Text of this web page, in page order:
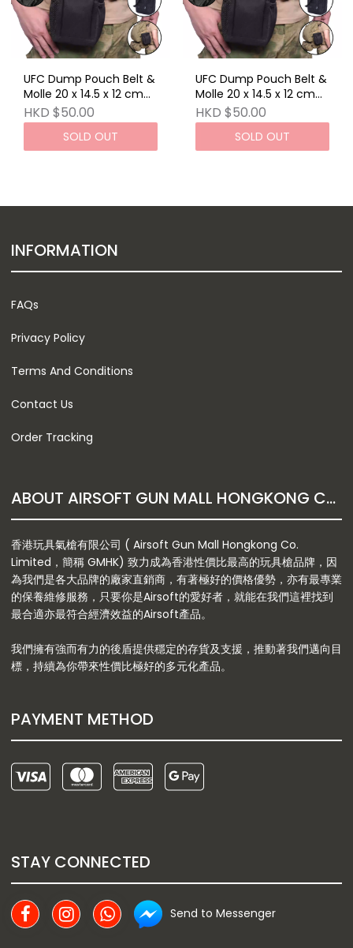
UFC Dump Pouch Belt &
Molle 20 x 14.5 x 12 cm
TAN
HKD $50.00
SOLD OUT
UFC Dump Pouch Belt &
Molle 20 x 14.5 x 12 cm
Black
HKD $50.00
SOLD OUT
INFORMATION
FAQs
Privacy Policy
Terms And Conditions
Contact Us
Order Tracking
ABOUT AIRSOFT GUN MALL HONGKONG CO. LTD
香港玩具氣槍有限公司 ( Airsoft Gun Mall Hongkong Co.
Limited，簡稱 GMHK) 致力成為香港性價比最高的玩具槍品牌，因
為我們是各大品牌的廠家直銷商，有著極好的價格優勢，亦有最專業
的保養維修服務，只要你是Airsoft的愛好者，就能在我們這裡找到
最合適亦最符合經濟效益的Airsoft產品。
我們擁有強而有力的後盾提供穩定的存貨及支援，推動著我們邁向目
標，持續為你帶來性價比極好的多元化產品。
PAYMENT METHOD
STAY CONNECTED
Send to Messenger